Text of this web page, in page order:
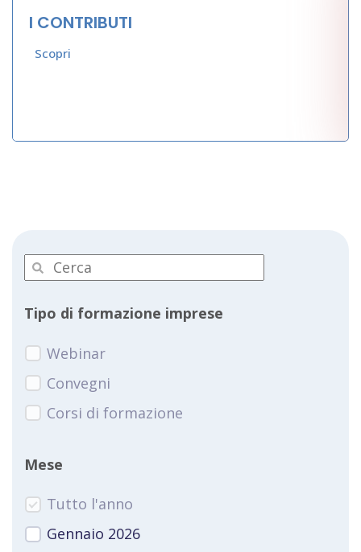
I CONTRIBUTI
Scopri
Tipo di formazione imprese
Webinar
Convegni
Corsi di formazione
Mese
Tutto l'anno
Gennaio 2026